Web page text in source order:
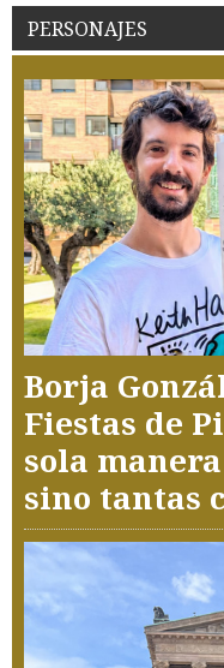
PERSONAJES
Borja
Fiestas de
sola
sino tantas